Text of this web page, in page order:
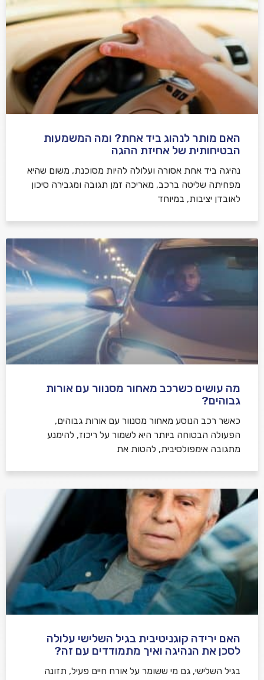
האם מותר לנהוג ביד אחת? ומה המשמעות
הבטיחותית של אחיזת ההגה
נהיגה ביד אחת אסורה ועלולה להיות מסוכנת, משום שהיא
מפחיתה שליטה ברכב, מאריכה זמן תגובה ומגבירה סיכון
לאובדן יציבות, במיוחד
מה עושים כשרכב מאחור מסנוור עם אורות
גבוהים?
כאשר רכב הנוסע מאחור מסנוור עם אורות גבוהים,
הפעולה הבטוחה ביותר היא לשמור על ריכוז, להימנע
מתגובה אימפולסיבית, להטות את
האם ירידה קוגניטיבית בגיל השלישי עלולה
לסכן את הנהיגה ואיך מתמודדים עם זה?
בגיל השלישי, גם מי ששומר על אורח חיים פעיל, תזונה